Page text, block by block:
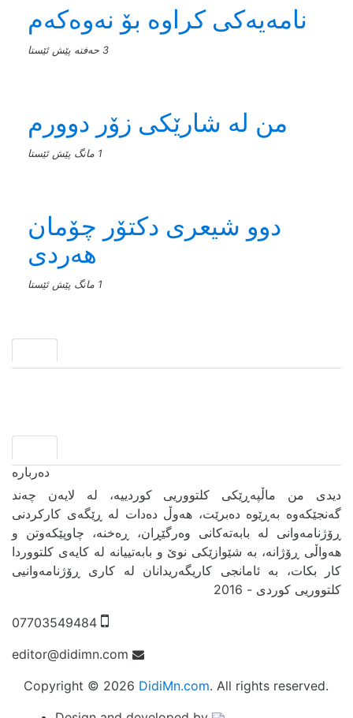
نامەیەکی کراوە بۆ نەوەکەم
3 حەفتە پێش ئێستا
من له‌ شارێکی زۆر دوورم
1 مانگ پێش ئێستا
دوو شیعری دکتۆر چۆمان
هەردی
1 مانگ پێش ئێستا
دیدی من ماڵپەڕێکی کلتووریی کوردییە، لە لایەن چەند
گەنجێكه‌وه‌ بەڕێوە دەبرێت، هەوڵ دەدات لە ڕێگەی کارکردنی
ڕۆژنامەوانی لە بابەتەکانی وەرگێڕان، ڕەخنە، چاوپێکەوتن و
هەواڵی ڕۆژانە، بە شێوازێکی نوێ و بابەتییانە لە کایەی کلتووردا
کار بکات، بە ئامانجی کاریگەریدانان لە کاری ڕۆژنامەوانیی
کلتووریی کوردی - 2016
07703549484
editor@didimn.com
Copyright © 2026 DidiMn.com. All rights reserved.